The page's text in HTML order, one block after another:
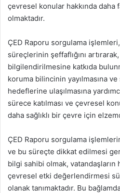
çevresel konular hakkında daha
olmaktadır.
ÇED Raporu sorgulama
süreçlerinin şeffaflığını
bilgilendirilmesine katkıda
koruma bilincinin yayılmasına
hedeflerine ulaşılmasına
sürece katılması ve çevresel
daha sağlıklı bir çevre için
ÇED Raporu sorgulama
ve bu süreçte dikkat edilmesi
bilgi sahibi olmak, vatandaşların
çevresel etki değerlendirmesi
olanak tanımaktadır. Bu